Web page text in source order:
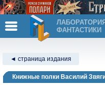
ЛАБОРАТОРИЯ
ФАНТАСТИКИ
◄ страница издания
Книжные полки Василий